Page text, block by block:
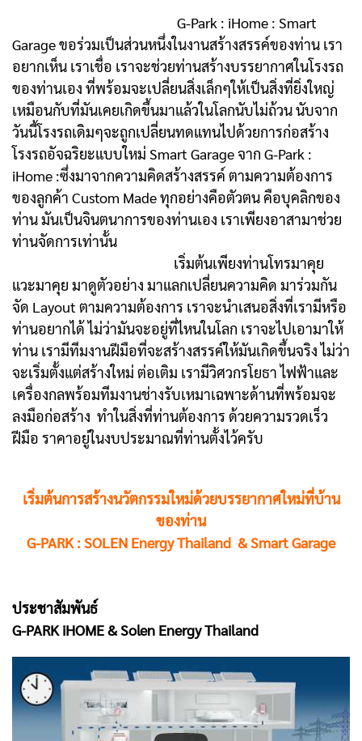
G-Park : iHome : Smart
Garage ขอร่วมเป็นส่วนหนึ่งในงานสร้างสรรค์ของท่าน เรา
อยากเห็น เราเชื่อ เราจะช่วยท่านสร้างบรรยากาศในโรงรถ
ของท่านเอง ที่พร้อมจะเปลี่ยนสิ่งเล็กๆให้เป็นสิ่งที่ยิ่งใหญ่
เหมือนกับที่มันเคยเกิดขึ้นมาแล้วในโลกนับไม่ถ้วน นับจาก
วันนี้โรงรถเดิมๆจะถูกเปลี่ยนทดแทนไปด้วยการก่อสร้าง
โรงรถอัจฉริยะแบบใหม่ Smart Garage จาก G-Park :
iHome :ซึ่งมาจากความคิดสร้างสรรค์ ตามความต้องการ
ของลูกค้า Custom Made ทุกอย่างคือตัวตน คือบุคลิกของ
ท่าน มันเป็นจินตนาการของท่านเอง เราเพียงอาสามาช่วย
ท่านจัดการเท่านั้น
เริ่มต้นเพียงท่านโทรมาคุย
แวะมาคุย มาดูตัวอย่าง มาแลกเปลี่ยนความคิด มาร่วมกัน
จัด Layout ตามความต้องการ เราจะนำเสนอสิ่งที่เรามีหรือ
ท่านอยากได้ ไม่ว่ามันจะอยู่ที่ไหนในโลก เราจะไปเอามาให้
ท่าน เรามีทีมงานฝีมือที่จะสร้างสรรค์ให้มันเกิดขึ้นจริง ไม่ว่า
จะเริ่มตั้งแต่สร้างใหม่ ต่อเติม เรามีวิศวกรโยธา ไฟฟ้าและ
เครื่องกลพร้อมทีมงานช่างรับเหมาเฉพาะด้านที่พร้อมจะ
ลงมือก่อสร้าง ทำในสิ่งที่ท่านต้องการ ด้วยความรวดเร็ว
ฝีมือ ราคาอยู่ในงบประมาณที่ท่านตั้งไว้ครับ
เริ่มต้นการสร้างนวัตกรรมใหม่ด้วยบรรยากาศใหม่ที่บ้าน
ของท่าน
G-PARK : SOLEN Energy Thailand & Smart Garage
ประชาสัมพันธ์
G-PARK iHOME & Solen Energy Thailand